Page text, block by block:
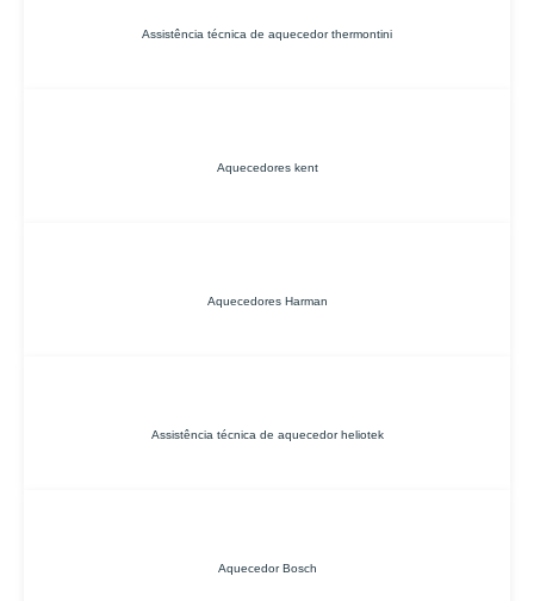
Assistência técnica de aquecedor thermontini
Aquecedores kent
Aquecedores Harman
Assistência técnica de aquecedor heliotek
Aquecedor Bosch